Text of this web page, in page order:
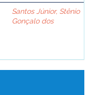
Santos Júnior, Stênio
Gonçalo dos